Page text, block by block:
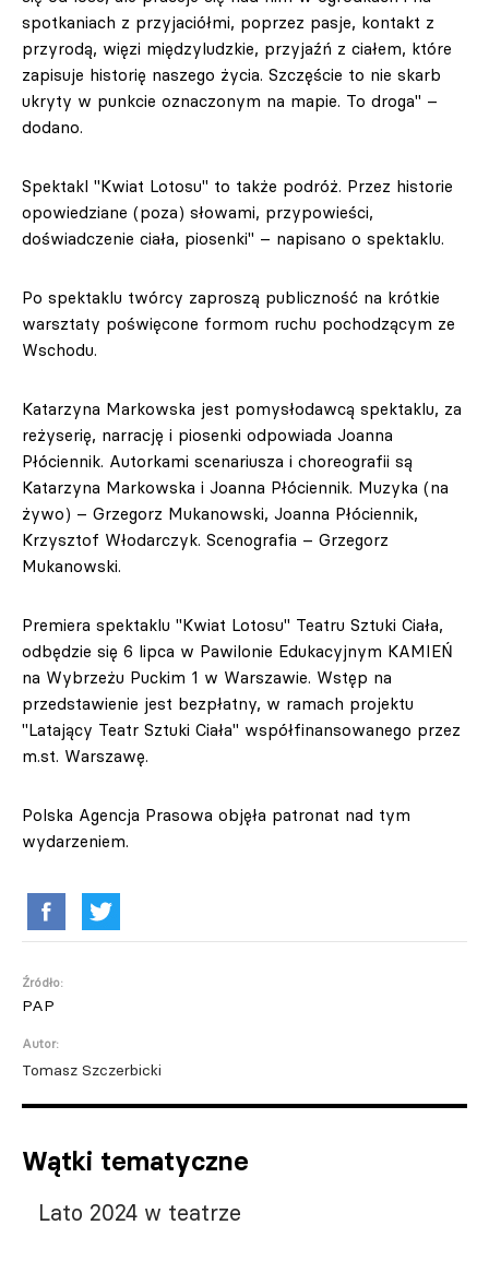
spotkaniach z przyjaciółmi, poprzez pasje, kontakt z
przyrodą, więzi międzyludzkie, przyjaźń z ciałem, które
zapisuje historię naszego życia. Szczęście to nie skarb
ukryty w punkcie oznaczonym na mapie. To droga" –
dodano.
Spektakl "Kwiat Lotosu" to także podróż. Przez historie
opowiedziane (poza) słowami, przypowieści,
doświadczenie ciała, piosenki" – napisano o spektaklu.
Po spektaklu twórcy zaproszą publiczność na krótkie
warsztaty poświęcone formom ruchu pochodzącym ze
Wschodu.
Katarzyna Markowska jest pomysłodawcą spektaklu, za
reżyserię, narrację i piosenki odpowiada Joanna
Płóciennik. Autorkami scenariusza i choreografii są
Katarzyna Markowska i Joanna Płóciennik. Muzyka (na
żywo) – Grzegorz Mukanowski, Joanna Płóciennik,
Krzysztof Włodarczyk. Scenografia – Grzegorz
Mukanowski.
Premiera spektaklu "Kwiat Lotosu" Teatru Sztuki Ciała,
odbędzie się 6 lipca w Pawilonie Edukacyjnym KAMIEŃ
na Wybrzeżu Puckim 1 w Warszawie. Wstęp na
przedstawienie jest bezpłatny, w ramach projektu
"Latający Teatr Sztuki Ciała" współfinansowanego przez
m.st. Warszawę.
Polska Agencja Prasowa objęła patronat nad tym
wydarzeniem.
Źródło:
PAP
Autor:
Tomasz Szczerbicki
Wątki tematyczne
Lato 2024 w teatrze